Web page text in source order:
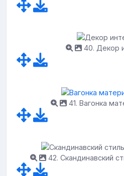
40. Декор
41. Вагонка
42. Скандинавский